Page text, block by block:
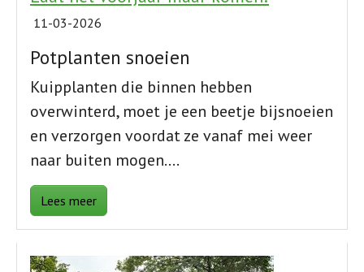
11-03-2026
Potplanten snoeien
Kuipplanten die binnen hebben
overwinterd, moet je een beetje bijsnoeien
en verzorgen voordat ze vanaf mei weer
naar buiten mogen.…
Lees meer